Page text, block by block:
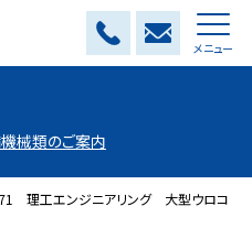
メニュー
械類のご案内
理工エンジニアリング 大型ウロコ